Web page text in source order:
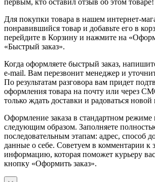
Для покупки товара в нашем интернет-
понравившийся товар и добавьте его в
перейдите в Корзину и нажмите на
«Быстрый заказ».
Когда оформляете быстрый заказ,
e-mail. Вам перезвонит менеджер и
По результатам разговора вам придет
оформления товара на почту или через
только ждать доставки и радоваться новой
Оформление заказа в стандартном режиме
следующим образом. Заполняете
последовательным этапам: адрес, способ
данные о себе. Советуем в комментарии к
информацию, которая поможет курьеру
кнопку «Оформить заказ».